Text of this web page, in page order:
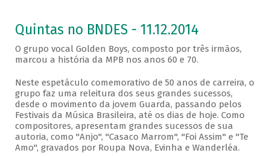
Quintas no BNDES - 11.12.2014
O grupo vocal Golden Boys, composto por três irmãos,
marcou a história da MPB nos anos 60 e 70.
Neste espetáculo comemorativo de 50 anos de carreira, o
grupo faz uma releitura dos seus grandes sucessos,
desde o movimento da jovem Guarda, passando pelos
Festivais da Música Brasileira, até os dias de hoje. Como
compositores, apresentam grandes sucessos de sua
autoria, como "Anjo", "Casaco Marrom", "Foi Assim" e "Te
Amo", gravados por Roupa Nova, Evinha e Wanderléa.